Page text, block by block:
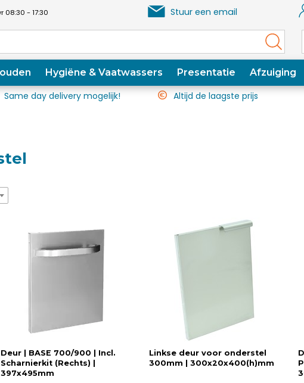
08:30 - 17:30 Stuur een email
Hygiëne & Vaatwassers Presentatie Afzuiging
Same day delivery mogelijk! Altijd de laagste prijs
Deur | BASE 700/900 | Incl.
Scharnierkit (Rechts) |
397x495mm
Linkse deur voor onderstel
300mm | 300x20x400(h)mm